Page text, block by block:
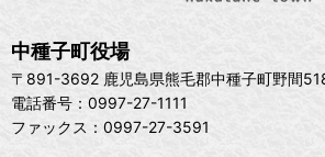
中種子町役場
〒891-3692 鹿児島県熊毛郡中種子町野間
電話番号：0997-27-1111
ファックス：0997-27-3591